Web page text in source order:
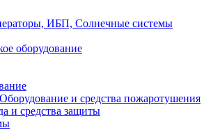
ИБП, Солнечные системы
оборудование
Оборудование и средства пожаротушения
и средства защиты